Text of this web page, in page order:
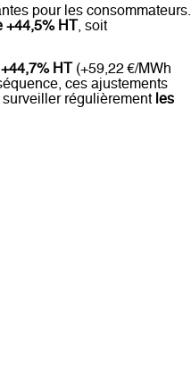
pour les consommateurs.
+44,5% HT, soit
+44,7% HT(+59,22 €/MWh
ces ajustements
surveiller régulièrement les